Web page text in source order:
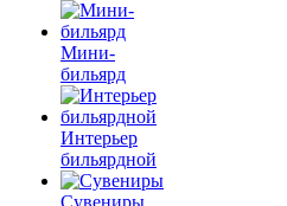
Мини-
бильярд
Интерьер
бильярдной
Сувениры